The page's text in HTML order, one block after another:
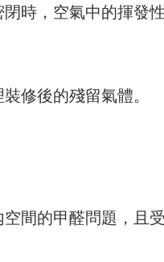
時，空氣中的揮發
修後的殘留氣體。
間的甲醛問題，且